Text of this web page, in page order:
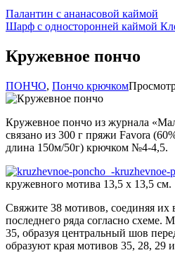
Палантин с ананасовой каймой
Шарф с односторонней каймой
Кружевное пончо
ПОНЧО, Пончо крючком
Кружевное пончо из журнала
связано из 300 г пряжи Favora
длина 150м/50г) крючком №4-4,5.
кружевного мотива 13,5 х 13,5 см.
Свяжите 38 мотивов, соединяя их
последнего ряда согласно схеме.
35, образуя центральный шов
образуют края мотивов 35, 28, 29